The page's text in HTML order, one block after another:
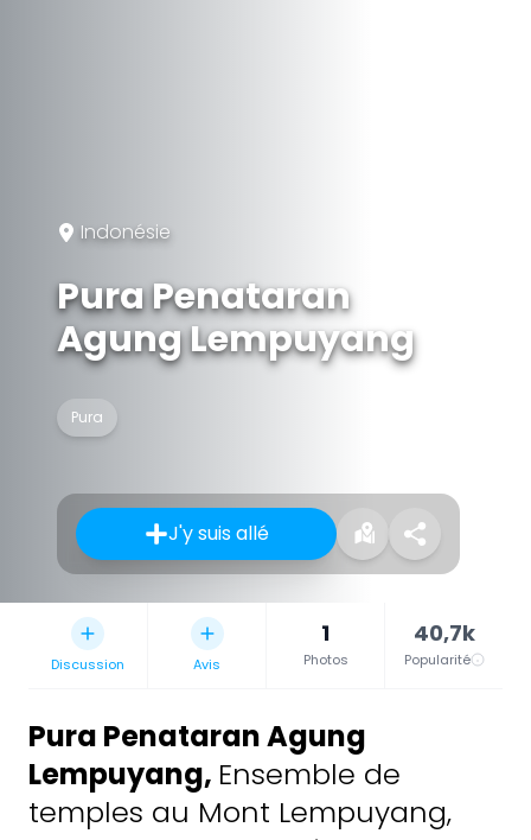
Indonésie
Pura Penataran
Agung Lempuyang
Pura
J'y suis allé
Discussion Avis
1
Photos
40,7k
Popularité
Pura Penataran Agung
Lempuyang, Ensemble de
temples au Mont Lempuyang,